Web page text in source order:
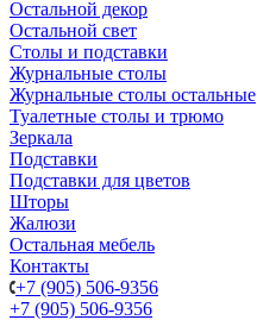
Остальной декор
Остальной свет
Столы и подставки
Журнальные столы
Журнальные столы остальные
Туалетные столы и трюмо
Зеркала
Подставки
Подставки для цветов
Шторы
Жалюзи
Остальная мебель
Контакты
+7 (905) 506-9356
+7 (905) 506-9356